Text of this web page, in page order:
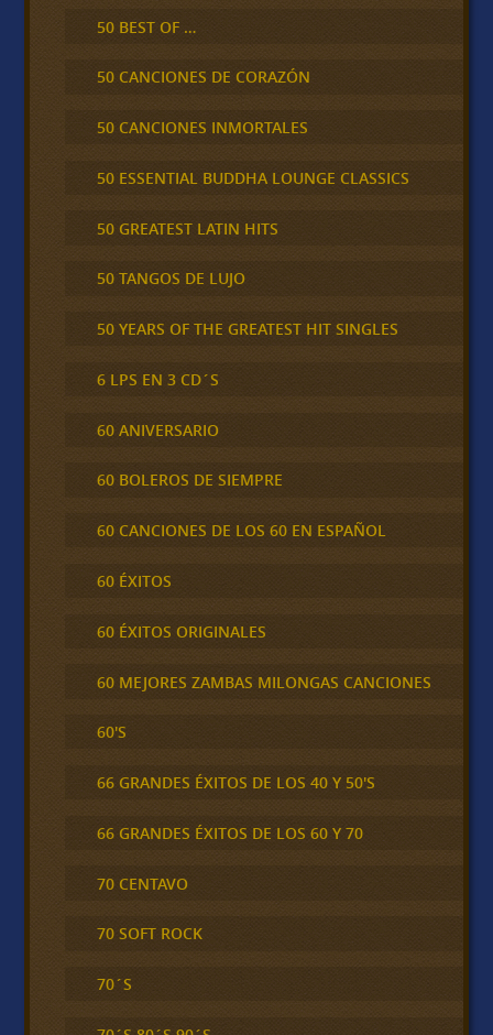
50 BEST OF …
50 CANCIONES DE CORAZÓN
50 CANCIONES INMORTALES
50 ESSENTIAL BUDDHA LOUNGE CLASSICS
50 GREATEST LATIN HITS
50 TANGOS DE LUJO
50 YEARS OF THE GREATEST HIT SINGLES
6 LPS EN 3 CD´S
60 ANIVERSARIO
60 BOLEROS DE SIEMPRE
60 CANCIONES DE LOS 60 EN ESPAÑOL
60 ÉXITOS
60 ÉXITOS ORIGINALES
60 MEJORES ZAMBAS MILONGAS CANCIONES
60'S
66 GRANDES ÉXITOS DE LOS 40 Y 50'S
66 GRANDES ÉXITOS DE LOS 60 Y 70
70 CENTAVO
70 SOFT ROCK
70´S